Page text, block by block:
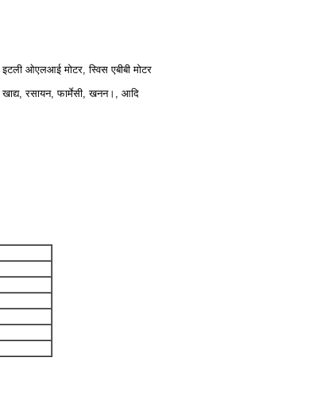
इटली ओएलआई मोटर, स्विस एबीबी मोटर
खाद्य, रसायन, फार्मेसी, खनन।, आदि